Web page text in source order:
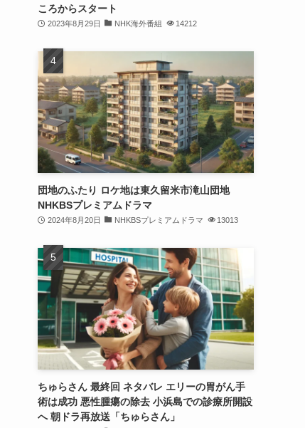
ころからスタート
2023年8月29日 NHK海外番組 14212
団地のふたり ロケ地は東久留米市滝山団地
NHKBSプレミアムドラマ
2024年8月20日 NHKBSプレミアムドラマ 13013
ちゅらさん 最終回 ネタバレ エリーの胃がん手
術は成功 悪性腫瘍の除去 小浜島での診療所開設
へ 朝ドラ再放送「ちゅらさん」